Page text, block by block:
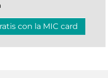
con la MIC card